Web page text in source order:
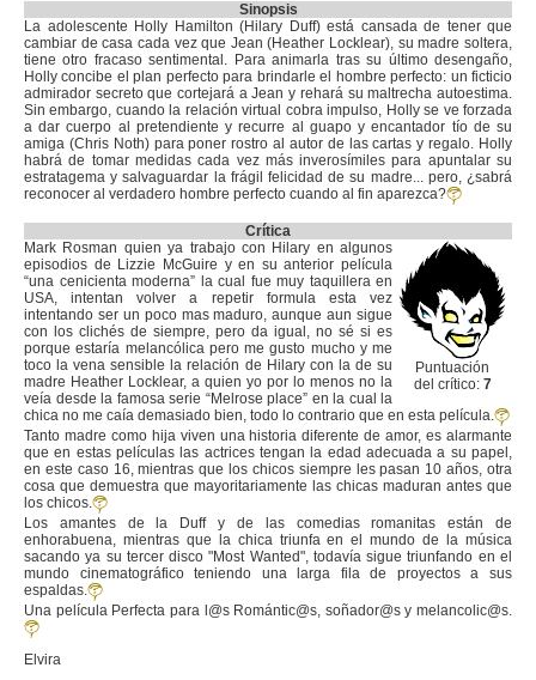
Sinopsis
La adolescente Holly Hamilton (Hilary Duff) está cansada de tener que
cambiar de casa cada vez que Jean (Heather Locklear), su madre soltera,
tiene otro fracaso sentimental. Para animarla tras su último desengaño,
Holly concibe el plan perfecto para brindarle el hombre perfecto: un ficticio
admirador secreto que cortejará a Jean y rehará su maltrecha autoestima.
Sin embargo, cuando la relación virtual cobra impulso, Holly se ve forzada
a dar cuerpo al pretendiente y recurre al guapo y encantador tío de su
amiga (Chris Noth) para poner rostro al autor de las cartas y regalo. Holly
habrá de tomar medidas cada vez más inverosímiles para apuntalar su
estratagema y salvaguardar la frágil felicidad de su madre... pero, ¿sabrá
reconocer al verdadero hombre perfecto cuando al fin aparezca?
Crítica
Puntuación
del crítico: 7
Mark Rosman quien ya trabajo con Hilary en algunos
episodios de Lizzie McGuire y en su anterior película
“una cenicienta moderna” la cual fue muy taquillera en
USA, intentan volver a repetir formula esta vez
intentando ser un poco mas maduro, aunque aun sigue
con los clichés de siempre, pero da igual, no sé si es
porque estaría melancólica pero me gusto mucho y me
toco la vena sensible la relación de Hilary con la de su
madre Heather Locklear, a quien yo por lo menos no la
veía desde la famosa serie “Melrose place” en la cual la
chica no me caía demasiado bien, todo lo contrario que en esta película.
Tanto madre como hija viven una historia diferente de amor, es alarmante
que en estas películas las actrices tengan la edad adecuada a su papel,
en este caso 16, mientras que los chicos siempre les pasan 10 años, otra
cosa que demuestra que mayoritariamente las chicas maduran antes que
los chicos.
Los amantes de la Duff y de las comedias romanitas están de
enhorabuena, mientras que la chica triunfa en el mundo de la música
sacando ya su tercer disco "Most Wanted", todavía sigue triunfando en el
mundo cinematográfico teniendo una larga fila de proyectos a sus
espaldas.
Una película Perfecta para l@s Romántic@s, soñador@s y melancolic@s.
Elvira